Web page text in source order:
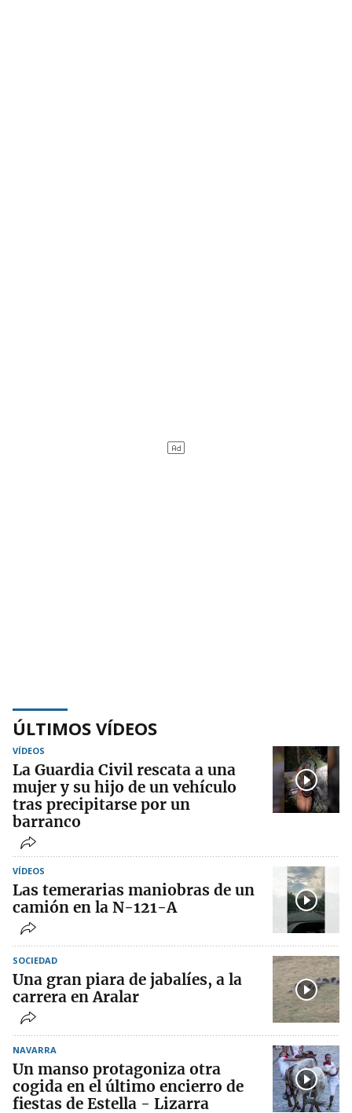
ÚLTIMOS VÍDEOS
VÍDEOS
La Guardia Civil rescata a una
mujer y su hijo de un vehículo
tras precipitarse por un
barranco
VÍDEOS
Las temerarias maniobras de un
camión en la N-121-A
SOCIEDAD
Una gran piara de jabalíes, a la
carrera en Aralar
NAVARRA
Un manso protagoniza otra
cogida en el último encierro de
fiestas de Estella - Lizarra